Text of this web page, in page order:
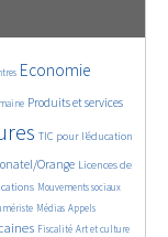
Economie
Produits et services
TIC pour l’éducation
Orange Licences de
Mouvements sociaux
Médias Appels
Fiscalité Art et culture